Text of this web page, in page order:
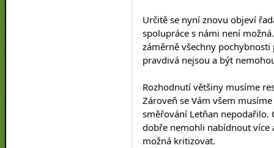
Určitě se nyní znovu objeví
spolupráce s námi není
záměrně všechny
pravdivá nejsou a být
Rozhodnutí většiny musíme
Zároveň se Vám všem
směřování Letňan
dobře nemohli nabídnout více
možná kritizovat.